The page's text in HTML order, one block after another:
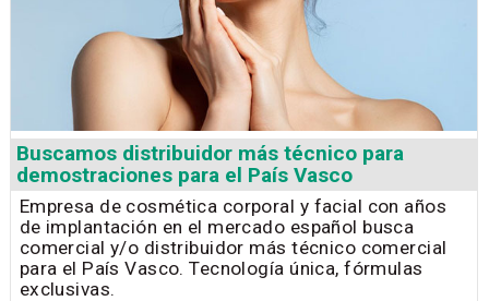
Buscamos distribuidor más técnico para
demostraciones para el País Vasco
Empresa de cosmética corporal y facial con años
de implantación en el mercado español busca
comercial y/o distribuidor más técnico comercial
para el País Vasco. Tecnología única, fórmulas
exclusivas.